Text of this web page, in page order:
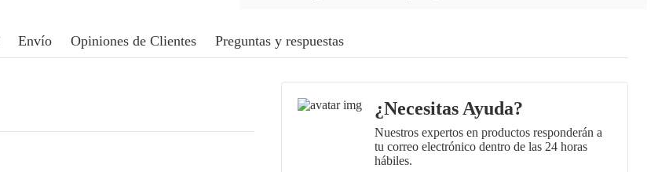
Envío Opiniones de Clientes Preguntas y respuestas
¿Necesitas Ayuda?
Nuestros expertos en productos responderán a
tu correo electrónico dentro de las 24 horas
hábiles.